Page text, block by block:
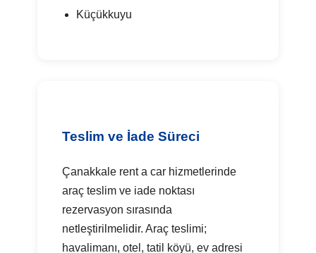
Küçükkuyu
Teslim ve İade Süreci
Çanakkale rent a car hizmetlerinde
araç teslim ve iade noktası
rezervasyon sırasında
netleştirilmelidir. Araç teslimi;
havalimanı, otel, tatil köyü, ev adresi